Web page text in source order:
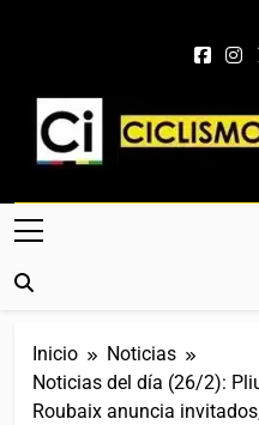
Ciclismo
Web Dedicada Al
Crónicas, Previas Y Más.
Inicio
Noticias
Noticias del día (26/2):
Roubaix anuncia